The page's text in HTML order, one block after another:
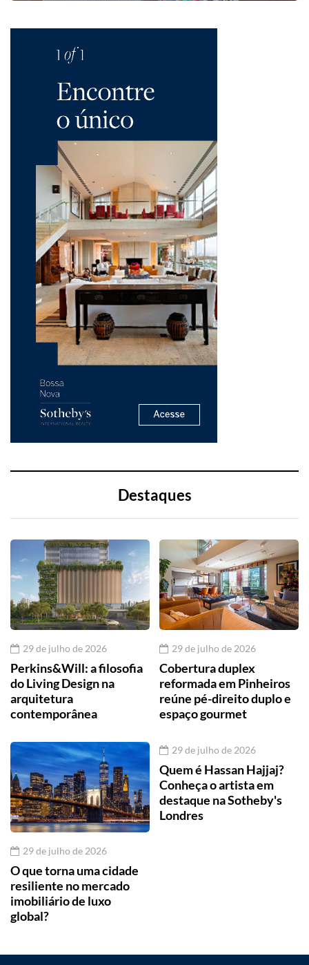
Destaques
29 de julho de 2026
Perkins&Will: a filosofia
do Living Design na
arquitetura
contemporânea
29 de julho de 2026
Cobertura duplex
reformada em Pinheiros
reúne pé-direito duplo e
espaço gourmet
29 de julho de 2026
O que torna uma cidade
resiliente no mercado
imobiliário de luxo
global?
29 de julho de 2026
Quem é Hassan Hajjaj?
Conheça o artista em
destaque na Sotheby's
Londres